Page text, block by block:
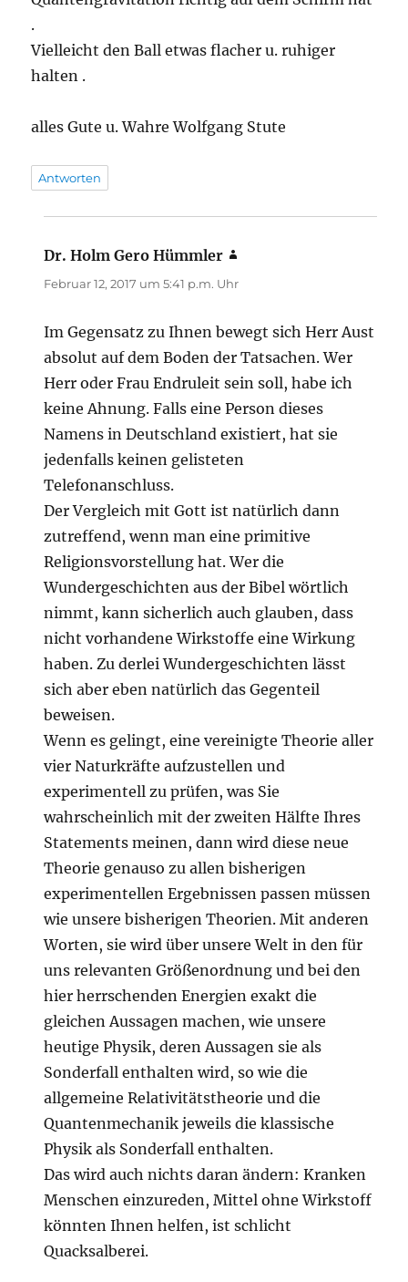
.
Vielleicht den Ball etwas flacher u. ruhiger
halten .
alles Gute u. Wahre Wolfgang Stute
Antworten
Dr. Holm Gero Hümmler
Februar 12, 2017 um 5:41 p.m. Uhr
Im Gegensatz zu Ihnen bewegt sich Herr Aust
absolut auf dem Boden der Tatsachen. Wer
Herr oder Frau Endruleit sein soll, habe ich
keine Ahnung. Falls eine Person dieses
Namens in Deutschland existiert, hat sie
jedenfalls keinen gelisteten
Telefonanschluss.
Der Vergleich mit Gott ist natürlich dann
zutreffend, wenn man eine primitive
Religionsvorstellung hat. Wer die
Wundergeschichten aus der Bibel wörtlich
nimmt, kann sicherlich auch glauben, dass
nicht vorhandene Wirkstoffe eine Wirkung
haben. Zu derlei Wundergeschichten lässt
sich aber eben natürlich das Gegenteil
beweisen.
Wenn es gelingt, eine vereinigte Theorie aller
vier Naturkräfte aufzustellen und
experimentell zu prüfen, was Sie
wahrscheinlich mit der zweiten Hälfte Ihres
Statements meinen, dann wird diese neue
Theorie genauso zu allen bisherigen
experimentellen Ergebnissen passen müssen
wie unsere bisherigen Theorien. Mit anderen
Worten, sie wird über unsere Welt in den für
uns relevanten Größenordnung und bei den
hier herrschenden Energien exakt die
gleichen Aussagen machen, wie unsere
heutige Physik, deren Aussagen sie als
Sonderfall enthalten wird, so wie die
allgemeine Relativitätstheorie und die
Quantenmechanik jeweils die klassische
Physik als Sonderfall enthalten.
Das wird auch nichts daran ändern: Kranken
Menschen einzureden, Mittel ohne Wirkstoff
könnten Ihnen helfen, ist schlicht
Quacksalberei.